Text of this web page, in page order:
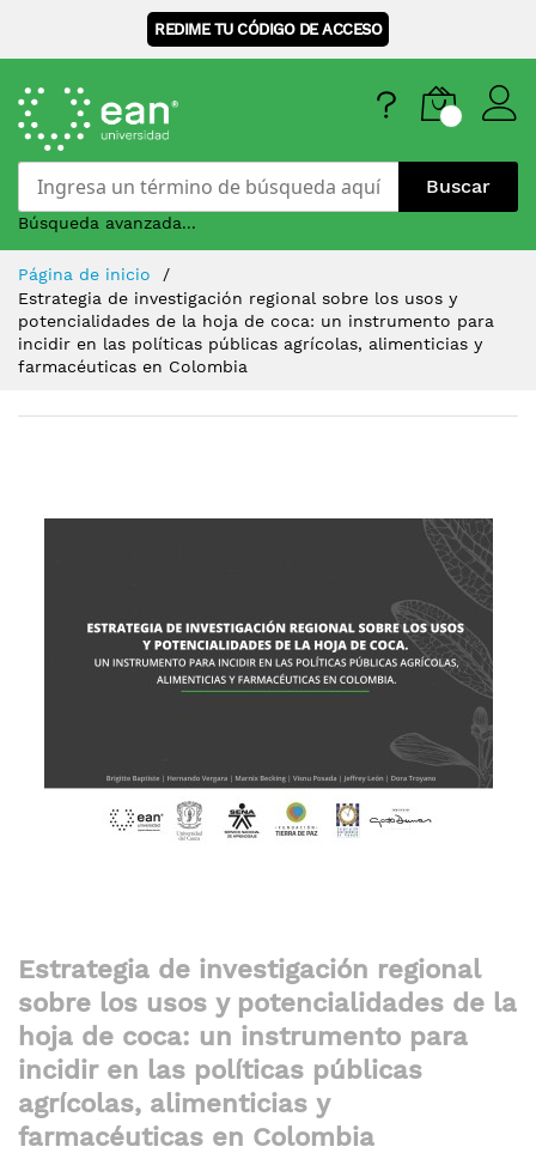
REDIME TU CÓDIGO DE ACCESO
Buscar
Búsqueda avanzada...
Skip
Content
Página de inicio
Estrategia de investigación regional sobre los usos y
potencialidades de la hoja de coca: un instrumento para
incidir en las políticas públicas agrícolas, alimenticias y
farmacéuticas en Colombia
imágenes
al
comienzo
de
la
galería
de
imágenes
Estrategia de investigación regional
sobre los usos y potencialidades de la
hoja de coca: un instrumento para
incidir en las políticas públicas
agrícolas, alimenticias y
farmacéuticas en Colombia